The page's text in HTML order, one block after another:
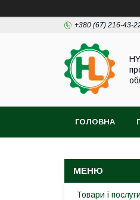
+380 (67) 216-43-
ГОЛОВНА
Товари і послуги